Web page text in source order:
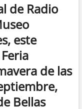
n
de Radio
este
de las
Bellas